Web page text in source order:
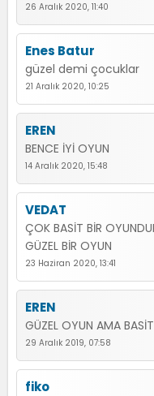
26 Aralık 2020, 11:40
Enes Batur
güzel demi çocuklar
21 Aralık 2020, 10:25
EREN
BENCE İYİ OYUN
14 Aralık 2020, 15:48
VEDAT
ÇOK BASİT BİR
GÜZEL BİR OYUN
23 Haziran 2020, 13:41
EREN
GÜZEL OYUN AMA BASİT
29 Aralık 2019, 07:58
fiko